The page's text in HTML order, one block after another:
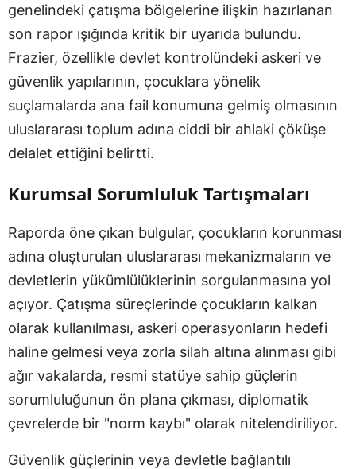
genelindeki çatışma bölgelerine ilişkin hazırlanan
son rapor ışığında kritik bir uyarıda bulundu.
Frazier, özellikle devlet kontrolündeki askeri ve
güvenlik yapılarının, çocuklara yönelik
suçlamalarda ana fail konumuna gelmiş olmasının
uluslararası toplum adına ciddi bir ahlaki çöküşe
delalet ettiğini belirtti.
Kurumsal Sorumluluk Tartışmaları
Raporda öne çıkan bulgular, çocukların korunması
adına oluşturulan uluslararası mekanizmaların ve
devletlerin yükümlülüklerinin sorgulanmasına yol
açıyor. Çatışma süreçlerinde çocukların kalkan
olarak kullanılması, askeri operasyonların hedefi
haline gelmesi veya zorla silah altına alınması gibi
ağır vakalarda, resmi statüye sahip güçlerin
sorumluluğunun ön plana çıkması, diplomatik
çevrelerde bir "norm kaybı" olarak nitelendiriliyor.
Güvenlik güçlerinin veya devletle bağlantılı